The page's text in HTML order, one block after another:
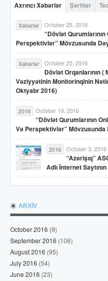
Axrıncı Xəbərlər Şərhlər
Xəbərlər October 25, 2016
“Dövlət
Perspektivlər” Mövzusunda
Xəbərlər October 25, 2016
Dövlət Orqanlarının
Vəziyyətinin Monitorinqinin
Oktyabr 2016)
2016 October 19, 2016
“Dövlət Qurumlarının
Və Perspektivlər”
2016 October 3, 2016
“Azərişıq”
Adlı İnternet
ARXİV
October 2016 (9)
September 2016 (106)
August 2016 (95)
July 2016 (54)
June 2016 (23)